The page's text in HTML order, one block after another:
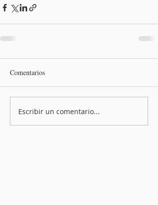
Comentarios
Escribir un comentario...